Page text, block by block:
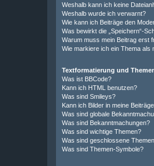
Weshalb kann ich keine
Weshalb wurde ich verwarnt?
Wie kann ich Beiträge den
Was bewirkt die „Speichern“-
Warum muss mein Beitrag erst
Wie markiere ich ein Thema als
Textformatierung und
Was ist BBCode?
Kann ich HTML benutzen?
Was sind Smileys?
Kann ich Bilder in meine
Was sind globale
Was sind Bekanntmachungen?
Was sind wichtige Themen?
Was sind geschlossene
Was sind Themen-Symbole?